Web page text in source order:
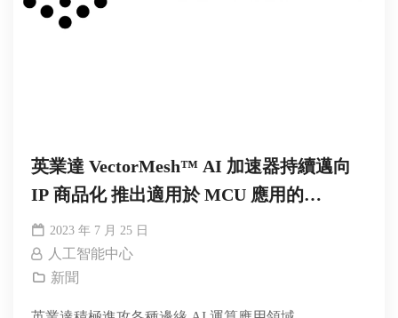
英業達 VectorMesh™ AI 加速器持續邁向
IP 商品化 推出適用於 MCU 應用的
Minima™ 系列
2023 年 7 月 25 日
人工智能中心
新聞